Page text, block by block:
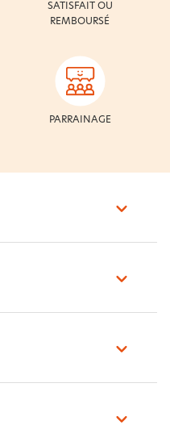
SATISFAIT OU
REMBOURSÉ
PARRAINAGE